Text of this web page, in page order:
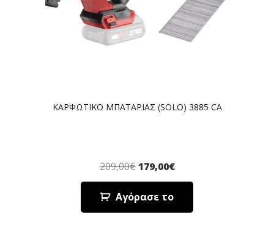
ΚΑΡΦΩΤΙΚΟ ΜΠΑΤΑΡΙΑΣ (SOLO) 3885 CA
209,00€ 179,00€
Αγόρασε το